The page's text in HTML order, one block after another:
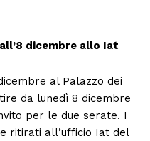
dicembre allo Iat
al Palazzo dei
da lunedì 8 dicembre
per le due serate. I
ritirati all’ufficio Iat del